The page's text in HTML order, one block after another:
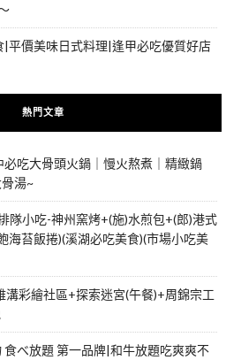
|平價美味日式料理|逢甲必吃優質好店
熱門文章
吃大骨頭火鍋｜慢火熬煮｜精緻鍋
湯~
隊小吃-神州窯烤+(施)水煎包+(郎)港式
海苔飯捲)(溪湖必吃美食)(市場小吃美
彩繪社區+探索迷宮(午餐)+周錦宗工
べ放題 第一品牌|和牛放題吃爽爽不